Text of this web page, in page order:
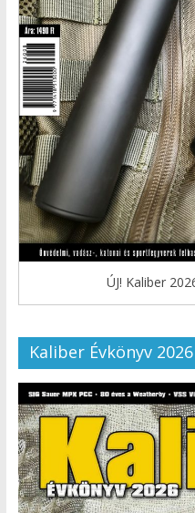
ÚJ! Kaliber
Kaliber Évkönyv 2026